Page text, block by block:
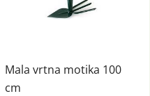
Mala vrtna motika 100
cm